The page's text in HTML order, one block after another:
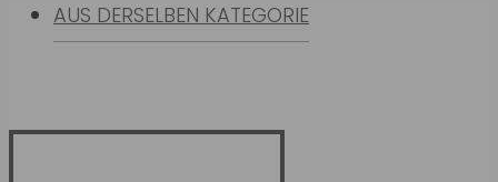
AUS DERSELBEN KATEGORIE